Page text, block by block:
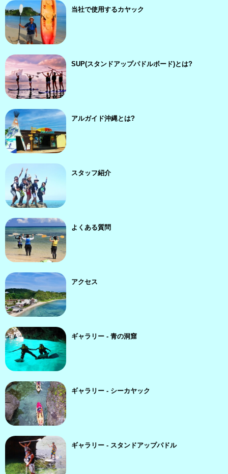
当社で使用するカヤック
SUP(スタンドアップパドルボード)とは?
アルガイド沖縄とは?
スタッフ紹介
よくある質問
アクセス
ギャラリー - 青の洞窟
ギャラリー - シーカヤック
ギャラリー - スタンドアップパドル